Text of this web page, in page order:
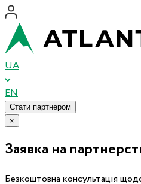
UA
EN
Стати партнером
×
Заявка на
Безкоштовна консультація